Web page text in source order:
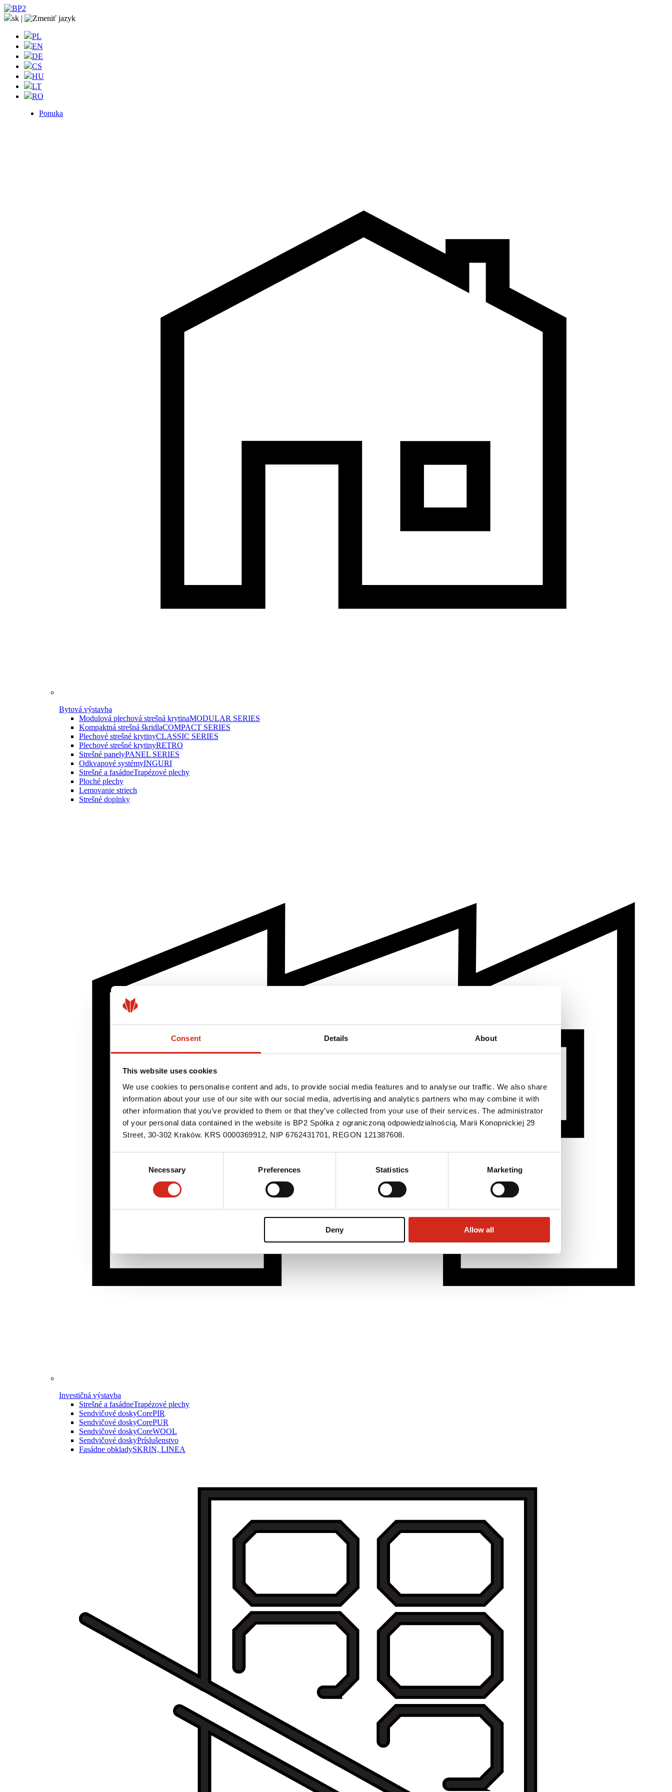
Consent Details About
This website uses cookies
We use cookies to personalise content and ads, to provide social media features and to analyse our traffic. We also share
information about your use of our site with our social media, advertising and analytics partners who may combine it with
other information that you’ve provided to them or that they’ve collected from your use of their services. The administrator
of your personal data contained in the website is BP2 Spółka z ograniczoną odpowiedzialnością, Marii Konopnickiej 29
Street, 30-302 Kraków. KRS 0000369912, NIP 6762431701, REGON 121387608.
Necessary Preferences Statistics Marketing
Deny Allow all
sk |
PL
EN
DE
CS
HU
LT
RO
Ponuka
Bytová výstavba
Modulová plechová strešná krytinaMODULAR SERIES
Kompaktná strešná škridlaCOMPACT SERIES
Plechové strešné krytinyCLASSIC SERIES
Plechové strešné krytinyRETRO
Strešné panelyPANEL SERIES
Odkvapové systémyINGURI
Strešné a fasádneTrapézové plechy
Ploché plechy
Lemovanie striech
Strešné doplnky
Investičná výstavba
Strešné a fasádneTrapézové plechy
Sendvičové doskyCorePIR
Sendvičové doskyCorePUR
Sendvičové doskyCoreWOOL
Sendvičové doskyPríslušenstvo
Fasádne obkladySKRIN, LINEA